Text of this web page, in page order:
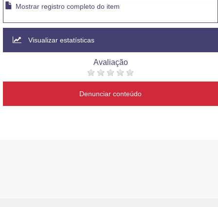
Mostrar registro completo do item
Visualizar estatísticas
Avaliação
Denunciar conteúdo